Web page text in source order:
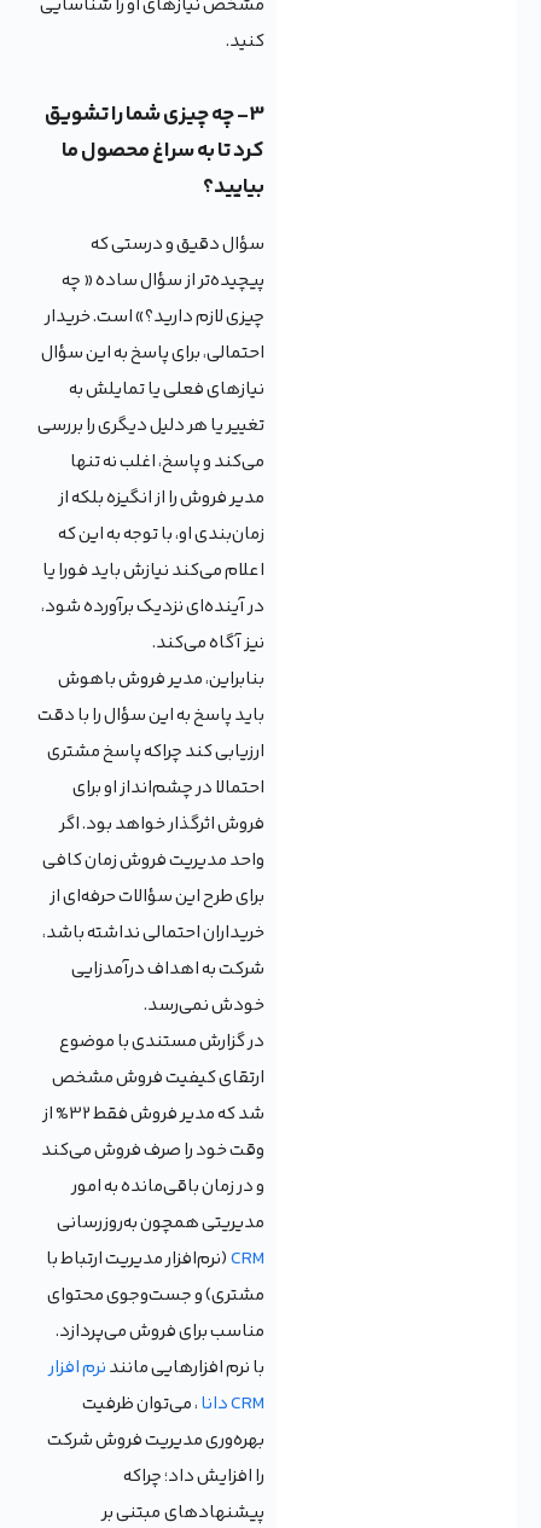
مشخص نیازهای او را شناسایی
کنید.
3- چه چیزی شما را تشویق
کرد تا به سراغ محصول ما
بیایید؟
سؤال دقیق و درستی که
پیچیده‌تر از سؤال ساده « چه
چیزی لازم دارید؟» است. خریدار
احتمالی، برای پاسخ به این سؤال
نیازهای فعلی یا تمایلش به
تغییر یا هر دلیل دیگری را بررسی
می‌کند و پاسخ، اغلب نه تنها
مدیر فروش را از انگیزه بلکه از
زمان‌بندی او، با توجه به این که
اعلام می‌کند نیازش باید فورا یا
در آینده‌ای نزدیک برآورده شود،
نیز آگاه می‌کند.
بنابراین، مدیر فروش باهوش
باید پاسخ به این سؤال را با دقت
ارزیابی کند چراکه پاسخ مشتری
احتمالا در چشم‌انداز او برای
فروش اثرگذار خواهد بود. اگر
واحد مدیریت فروش زمان کافی
برای طرح این سؤالات حرفه‌ای از
خریداران احتمالی نداشته باشد،
شرکت به اهداف درآمدزایی
خودش نمی‌رسد.
در گزارش مستندی با موضوع
ارتقای کیفیت فروش مشخص
شد که مدیر فروش فقط 32% از
وقت خود را صرف فروش می‌کند
و در زمان باقی‌مانده به امور
مدیریتی همچون به‌روزرسانی
CRM(نرم‌افزار مدیریت ارتباط با
مشتری) و جست‌وجوی محتوای
مناسب برای فروش می‌پردازد.
با نرم افزارهایی مانندنرم افزار
CRM دانا
، می‌توان ‌ظرفیت
بهره‌وری مدیریت فروش شرکت
را افزایش داد؛ چراکه
پیشنهاد‌های مبتنی بر